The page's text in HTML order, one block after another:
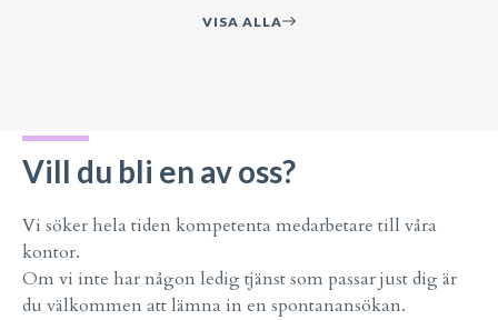
VISA ALLA
Vill du bli en av oss?
Vi söker hela tiden kompetenta medarbetare till våra
kontor.
Om vi inte har någon ledig tjänst som passar just dig är
du välkommen att lämna in en spontanansökan.